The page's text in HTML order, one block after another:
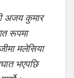
अजय कुमार
रूपमा
मलेसिया
भएपछि